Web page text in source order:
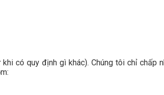
có quy định gì khác). Chúng tôi chỉ chấp